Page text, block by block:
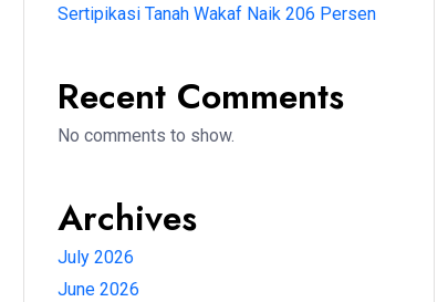
Sertipikasi Tanah Wakaf Naik 206 Persen
Recent Comments
No comments to show.
Archives
July 2026
June 2026